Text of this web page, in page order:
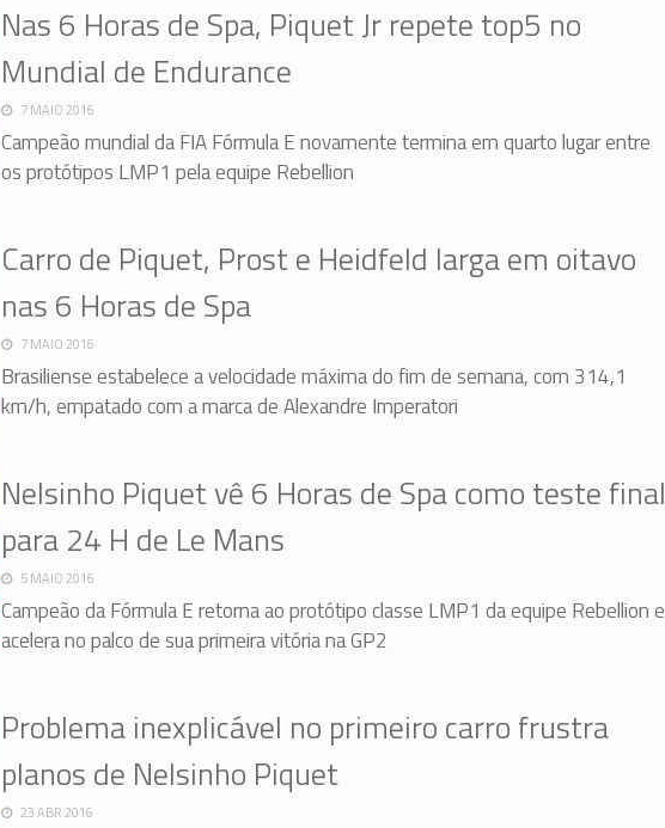
Nas 6 Horas de Spa, Piquet Jr repete top5 no
Mundial de Endurance
7 MAIO 2016
Campeão mundial da FIA Fórmula E novamente termina em quarto lugar entre
os protótipos LMP1 pela equipe Rebellion
Carro de Piquet, Prost e Heidfeld larga em oitavo
nas 6 Horas de Spa
7 MAIO 2016
Brasiliense estabelece a velocidade máxima do fim de semana, com 314,1
km/h, empatado com a marca de Alexandre Imperatori
Nelsinho Piquet vê 6 Horas de Spa como teste final
para 24 H de Le Mans
5 MAIO 2016
Campeão da Fórmula E retorna ao protótipo classe LMP1 da equipe Rebellion e
acelera no palco de sua primeira vitória na GP2
Problema inexplicável no primeiro carro frustra
planos de Nelsinho Piquet
23 ABR 2016